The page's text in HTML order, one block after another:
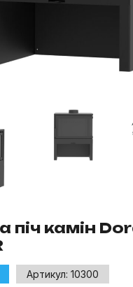
піч камін
Артикул: 10300